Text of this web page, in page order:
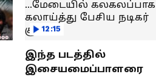
ரஜினிகாந்த் சாமி
தரிசனம்!
Namakkal :
ஸ்ரீபொன்வரதராஜ
பெருமாள் கோவில்
வந்த பக்தர்கள் - நீர்
மோர் வழங்கிய
திருத்தணியின்
விண்ணை பிளந்த
12:15
இந்த படத்தில்
இசையமைப்பாளரை